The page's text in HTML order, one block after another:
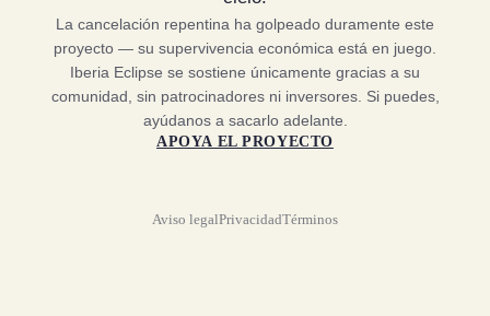
La cancelación repentina ha golpeado duramente este
proyecto — su supervivencia económica está en juego.
Iberia Eclipse se sostiene únicamente gracias a su
comunidad, sin patrocinadores ni inversores. Si puedes,
ayúdanos a sacarlo adelante.
APOYA EL PROYECTO
Aviso legalPrivacidadTérminos